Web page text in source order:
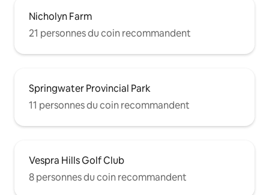
Nicholyn Farm
21 personnes du coin recommandent
Springwater Provincial Park
11 personnes du coin recommandent
Vespra Hills Golf Club
8 personnes du coin recommandent